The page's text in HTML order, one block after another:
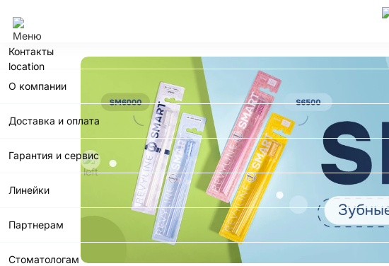
Контакты
О компании
Доставка и оплата
Гарантия и сервис
Линейки
Партнерам
Стоматологам